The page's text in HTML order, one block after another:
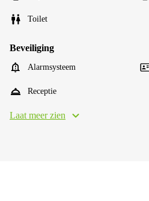
Toilet
Beveiliging
Alarmsysteem
Receptie
Laat meer zien